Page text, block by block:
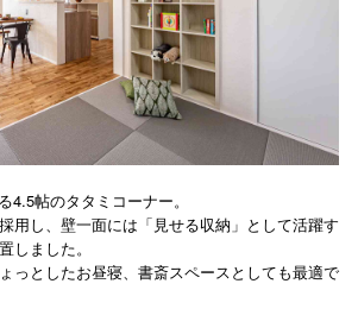
4.5帖のタタミコーナー。
用し、壁一面には「見せる収納」として活躍す
しました。
っとしたお昼寝、書斎スペースとしても最適で